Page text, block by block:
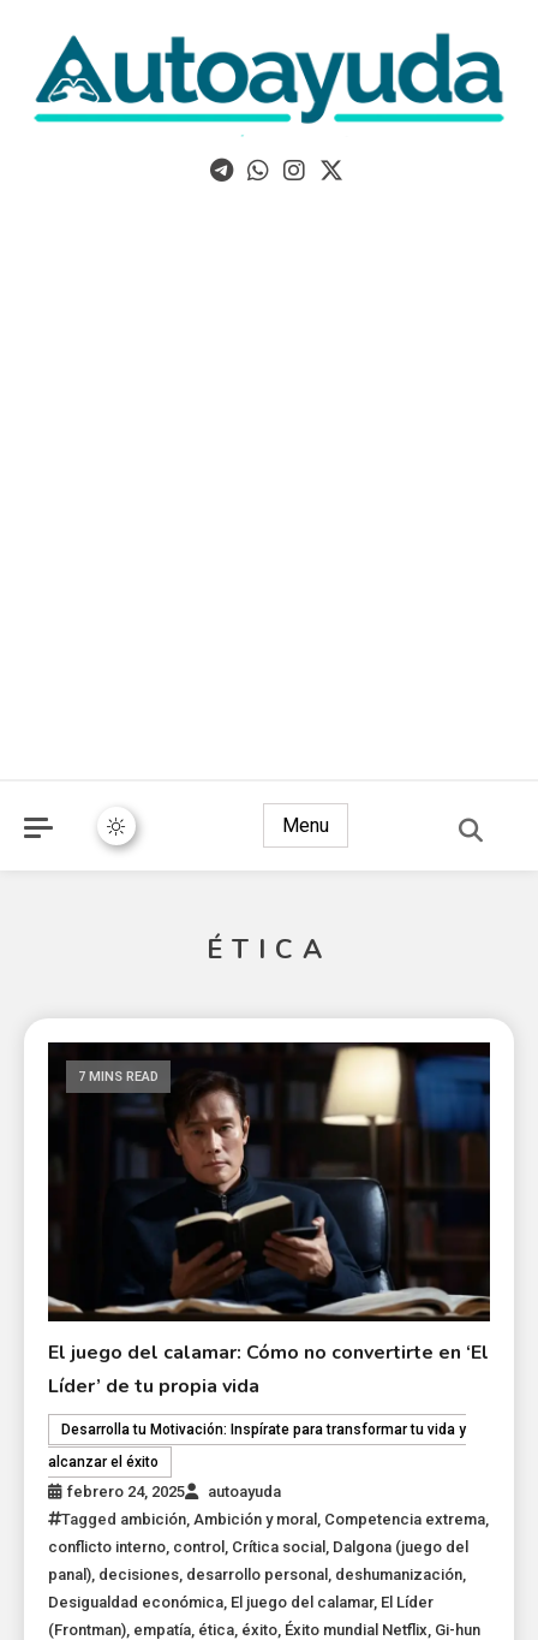
Menu
ÉTICA
7 MINS READ
El juego del calamar: Cómo no convertirte en ‘El
Líder’ de tu propia vida
Desarrolla tu Motivación: Inspírate para transformar tu vida y
alcanzar el éxito
febrero 24, 2025
autoayuda
Tagged ambición Ambición y moral Competencia extrema
conflicto interno control Crítica social
Dalgona (juego del
panal) decisiones desarrollo personal deshumanización
Desigualdad económica El juego del calamar, El Líder
(Frontman) empatía ética éxito Éxito mundial Netflix Gi-hun